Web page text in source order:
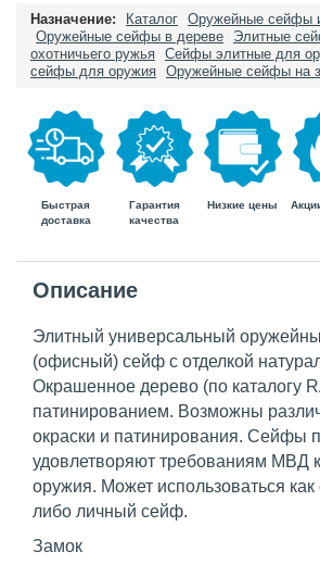
Назначение:
Каталог Оружейные сейфы
Оружейные сейфы в дереве
Элитные
охотничьего ружья Сейфы элитные для
сейфы для оружия Оружейные сейфы на
Быстрая
доставка
Гарантия
качества
Низкие цены
Описание
Элитный универсальный
(офисный) сейф с отделкой
Окрашенное дерево (по каталогу
патинированием. Возможны
окраски и патинирования. Сейфы
удовлетворяют требованиям МВД
оружия. Может использоваться
либо личный сейф.
Замок